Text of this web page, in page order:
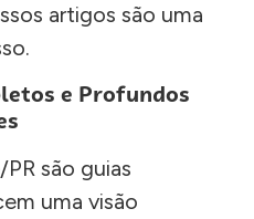
artigos são uma
e Profundos
são guias
uma visão